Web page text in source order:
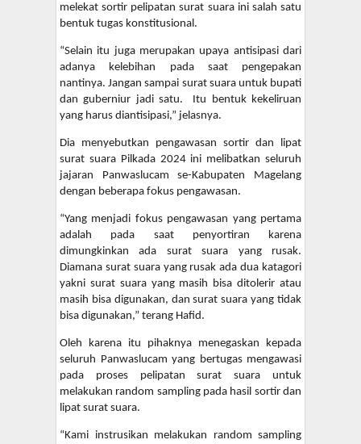
melekat sortir pelipatan surat suara ini salah satu
bentuk tugas konstitusional.
“Selain itu juga merupakan upaya antisipasi dari
adanya kelebihan pada saat pengepakan
nantinya. Jangan sampai surat suara untuk bupati
dan guberniur jadi satu. Itu bentuk kekeliruan
yang harus diantisipasi,” jelasnya.
Dia menyebutkan pengawasan sortir dan lipat
surat suara Pilkada 2024 ini melibatkan seluruh
jajaran Panwaslucam se-Kabupaten Magelang
dengan beberapa fokus pengawasan.
“Yang menjadi fokus pengawasan yang pertama
adalah pada saat penyortiran karena
dimungkinkan ada surat suara yang rusak.
Diamana surat suara yang rusak ada dua katagori
yakni surat suara yang masih bisa ditolerir atau
masih bisa digunakan, dan surat suara yang tidak
bisa digunakan,” terang Hafid.
Oleh karena itu pihaknya menegaskan kepada
seluruh Panwaslucam yang bertugas mengawasi
pada proses pelipatan surat suara untuk
melakukan random sampling pada hasil sortir dan
lipat surat suara.
“Kami instrusikan melakukan random sampling